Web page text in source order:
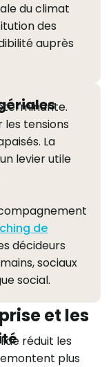
du climat
des
auprès
les tensions
La
levier utile
de
décideurs
sociaux
social.
et les
réduit les
plus